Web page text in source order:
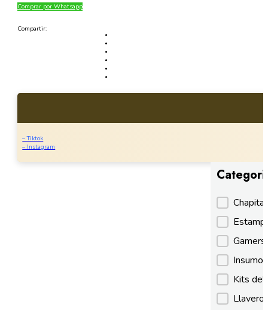
Comprar por Whatsapp
Compartir:
– Tiktok
– Instagram
Gamers
Kits